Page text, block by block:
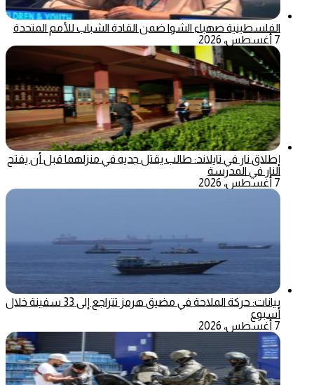
الفلسطينية صهباء الشوا ضمن القادة الشباب للأمم المتحدة
7 أغسطس، 2026
إطلاق نار في تايلاند: طالب يقتل جديه في منزلهما قبل أن يفتح
النار في المدرسة
7 أغسطس، 2026
بيانات: حركة الملاحة في مضيق هرمز تتراجع إلى 33 سفينة خلال
أسبوع
7 أغسطس، 2026